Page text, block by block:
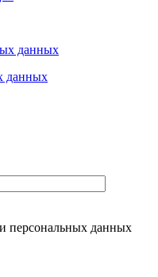
данных
данных
персональных данных